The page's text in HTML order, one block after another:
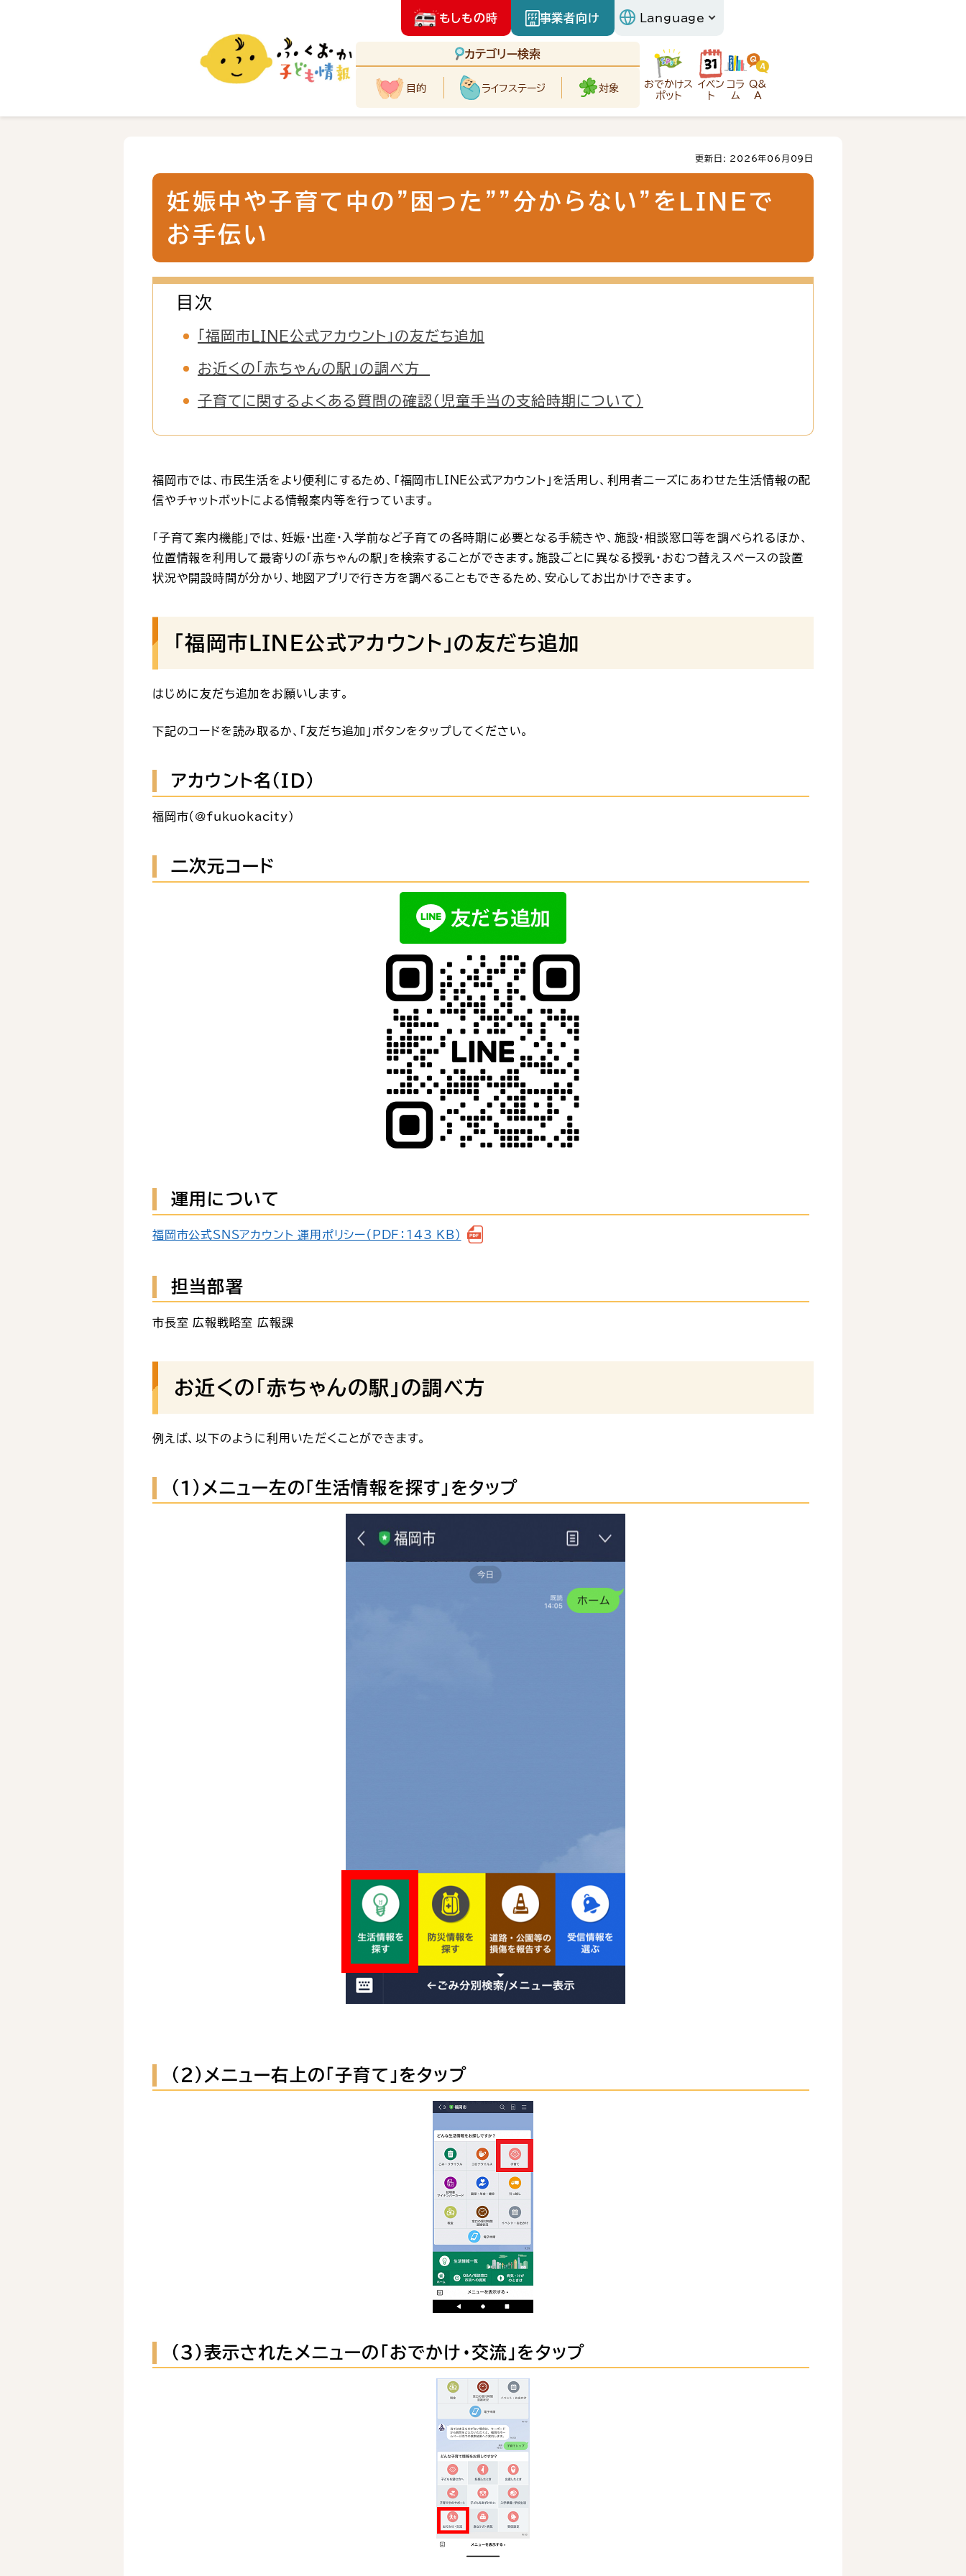
もしもの時 事業者向け
カテゴリー検索
目的 ライフステージ 対象
おでかけス
ポット
イベン
ト
コラ
ム
Q&
A
更新日: 2026年06月09日
妊娠中や子育て中の”困った””分からない”をLINEで
お手伝い
目次
「福岡市LINE公式アカウント」の友だち追加
お近くの「赤ちゃんの駅」の調べ方
子育てに関するよくある質問の確認（児童手当の支給時期について）
福岡市では、市民生活をより便利にするため、「福岡市LINE公式アカウント」を活用し、利用者ニーズにあわせた生活情報の配
信やチャットボットによる情報案内等を行っています。
「子育て案内機能」では、妊娠・出産・入学前など子育ての各時期に必要となる手続きや、施設・相談窓口等を調べられるほか、
位置情報を利用して最寄りの「赤ちゃんの駅」を検索することができます。施設ごとに異なる授乳・おむつ替えスペースの設置
状況や開設時間が分かり、地図アプリで行き方を調べることもできるため、安心してお出かけできます。
「福岡市LINE公式アカウント」の友だち追加
はじめに友だち追加をお願いします。
下記のコードを読み取るか、「友だち追加」ボタンをタップしてください。
アカウント名（ID)
福岡市（@fukuokacity）
二次元コード
運用について
福岡市公式SNSアカウント 運用ポリシー（PDF：143 KB）
担当部署
市長室 広報戦略室 広報課
お近くの「赤ちゃんの駅」の調べ方
例えば、以下のように利用いただくことができます。
（１）メニュー左の「生活情報を探す」をタップ
（２）メニュー右上の「子育て」をタップ
（３）表示されたメニューの「おでかけ・交流」をタップ